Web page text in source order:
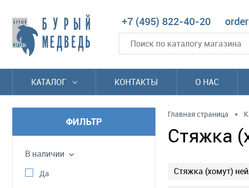
+7 (495) 822-40-20
КАТАЛОГ КОНТАКТЫ О НАС
ФИЛЬТР
В наличии
Да
Главная страница •
Стяжка
Стяжка (хомут)